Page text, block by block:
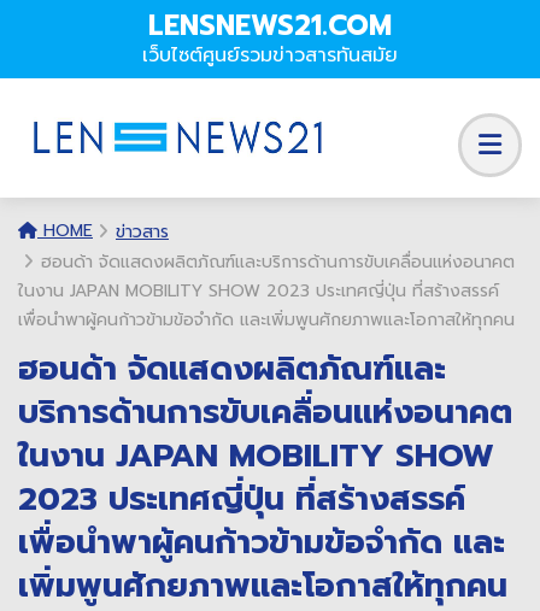
LENSNEWS21.COM
เว็บไซต์ศูนย์รวมข่าวสารทันสมัย
HOME
ข่าวสาร
ฮอนด้า จัดแสดงผลิตภัณฑ์และบริการด้านการขับเคลื่อนแห่งอนาคต
ในงาน JAPAN MOBILITY SHOW 2023 ประเทศญี่ปุ่น ที่สร้างสรรค์
เพื่อนำพาผู้คนก้าวข้ามข้อจำกัด และเพิ่มพูนศักยภาพและโอกาสให้ทุกคน
ฮอนด้า จัดแสดงผลิตภัณฑ์และ
บริการด้านการขับเคลื่อนแห่งอนาคต
ในงาน JAPAN MOBILITY SHOW
2023 ประเทศญี่ปุ่น ที่สร้างสรรค์
เพื่อนำพาผู้คนก้าวข้ามข้อจำกัด และ
เพิ่มพูนศักยภาพและโอกาสให้ทุกคน